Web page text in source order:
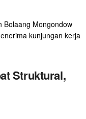
Bolaang Mongondow
kunjungan kerja
Struktural,